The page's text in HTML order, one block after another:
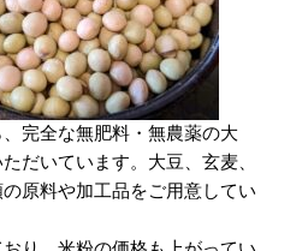
完全な無肥料・無農薬の大
だいています。大豆、玄麦、
原料や加工品をご用意してい